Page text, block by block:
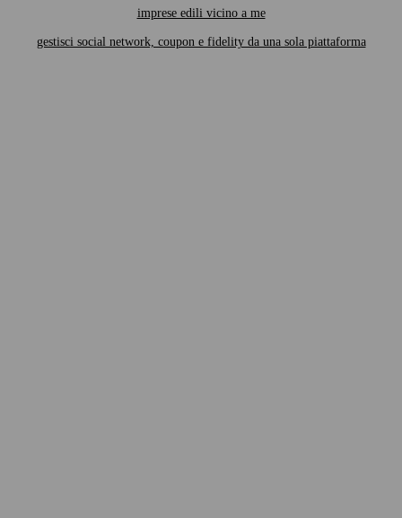
imprese edili vicino a me
gestisci social network, coupon e fidelity da una sola piattaforma